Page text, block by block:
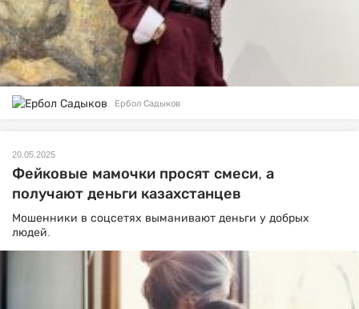
Ербол Садыков
20.05.2025
Фейковые мамочки просят смеси, а
получают деньги казахстанцев
Мошенники в соцсетях выманивают деньги у добрых
людей.